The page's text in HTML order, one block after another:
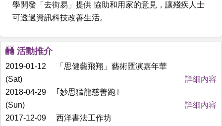
學開發「去街易」提供 協助和用家的意見，讓殘疾人士
可透過資訊科技改善生活。
活動推介
2019-01-12
(Sat)
「思健藝飛翔」藝術匯演嘉年華
詳細內容
2018-04-29
(Sun)
｢妙思猛龍慈善跑｣
詳細內容
2017-12-09
西洋書法工作坊